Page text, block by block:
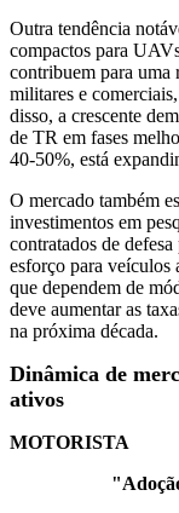
Outra tendência
compactos para
contribuem para uma
militares e
disso, a crescente
de TR em fases
40-50%, está
O mercado também
investimentos em
contratados de
esforço para veículos
que dependem de
deve aumentar as
na próxima década.
Dinâmica de
ativos
MOTORISTA